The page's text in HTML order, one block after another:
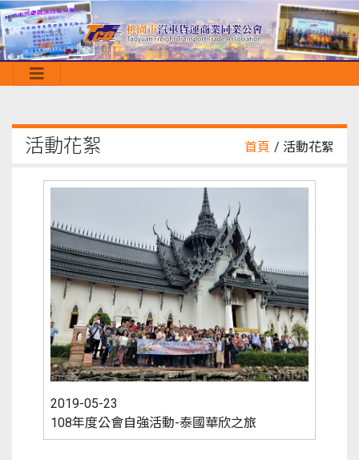
活動花絮 首頁 / 活動花絮
2019-05-23
108年度公會自強活動-泰國華欣之旅